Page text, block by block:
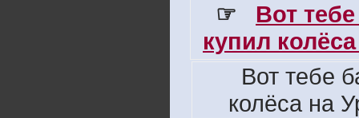
☞
Вот
купил
Вот тебе
колёса на